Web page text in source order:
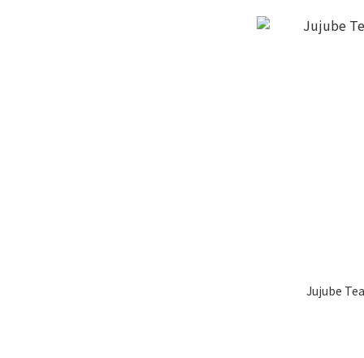
Jujube